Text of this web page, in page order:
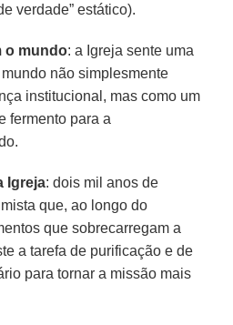
verdade” estático).
o mundo: a Igreja sente uma
não simplesmente
institucional, mas como um
fermento para a
Igreja: dois mil anos de
que, ao longo do
que sobrecarregam a
a tarefa de purificação e de
para tornar a missão mais